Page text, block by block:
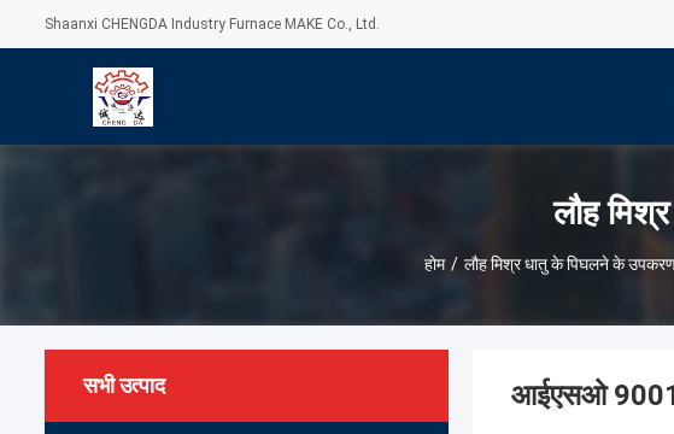
Shaanxi CHENGDA Industry Furnace MAKE Co., Ltd.
लौह
होम / लौह मिश्र धातु के पिघलने के
सभी उत्पाद आईएसओ 9001